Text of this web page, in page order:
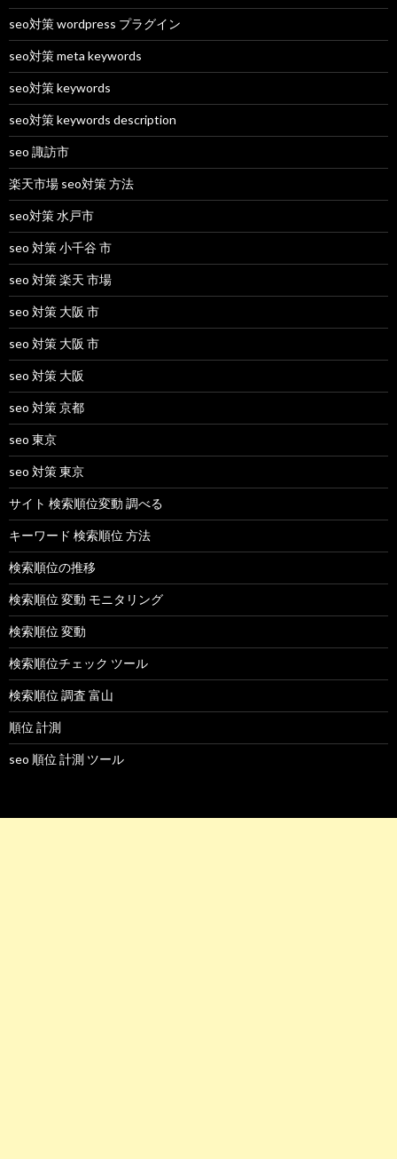
seo対策 wordpress プラグイン
seo対策 meta keywords
seo対策 keywords
seo対策 keywords description
seo 諏訪市
楽天市場 seo対策 方法
seo対策 水戸市
seo 対策 小千谷 市
seo 対策 楽天 市場
seo 対策 大阪 市
seo 対策 大阪 市
seo 対策 大阪
seo 対策 京都
seo 東京
seo 対策 東京
サイト 検索順位変動 調べる
キーワード 検索順位 方法
検索順位の推移
検索順位 変動 モニタリング
検索順位 変動
検索順位チェック ツール
検索順位 調査 富山
順位 計測
seo 順位 計測 ツール